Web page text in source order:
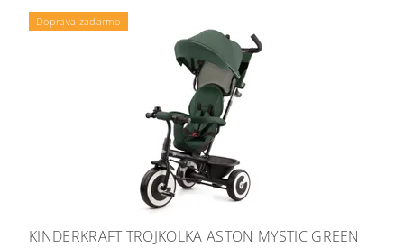
Doprava zadarmo
KINDERKRAFT TROJKOLKA ASTON MYSTIC GREEN